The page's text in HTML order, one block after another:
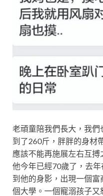
老頑童陪我們長大，我
到了260斤，胖胖的身材
應該不能再施展左右互搏
他今年已經70歲了，去
到他的身影，出現一個
個大學。一個寵溺孩子